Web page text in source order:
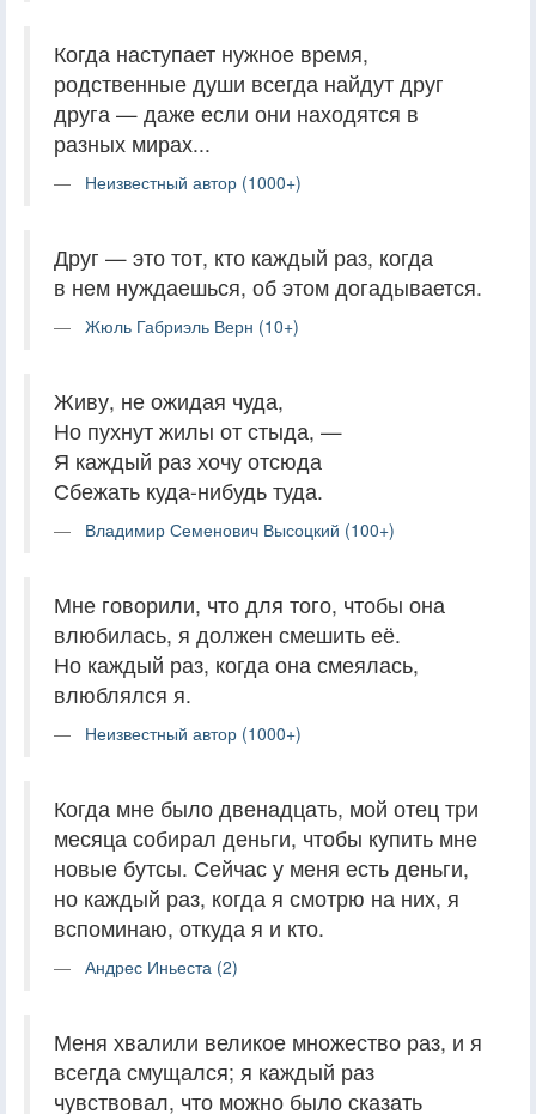
Когда наступает нужное время,
родственные души всегда найдут друг
друга — даже если они находятся в
разных мирах...
Неизвестный автор (1000+)
Друг — это тот, кто каждый раз, когда
в нем нуждаешься, об этом догадывается.
Жюль Габриэль Верн (10+)
Живу, не ожидая чуда,
Но пухнут жилы от стыда, —
Я каждый раз хочу отсюда
Сбежать куда-нибудь туда.
Владимир Семенович Высоцкий (100+)
Мне говорили, что для того, чтобы она
влюбилась, я должен смешить её.
Но каждый раз, когда она смеялась,
влюблялся я.
Неизвестный автор (1000+)
Когда мне было двенадцать, мой отец три
месяца собирал деньги, чтобы купить мне
новые бутсы. Сейчас у меня есть деньги,
но каждый раз, когда я смотрю на них, я
вспоминаю, откуда я и кто.
Андрес Иньеста (2)
Меня хвалили великое множество раз, и я
всегда смущался; я каждый раз
чувствовал, что можно было сказать